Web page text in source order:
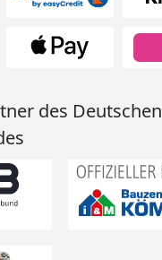
des Deutschen